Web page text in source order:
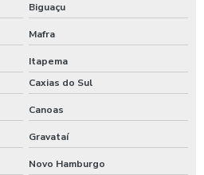
Biguaçu
Mafra
Itapema
Caxias do Sul
Canoas
Gravataí
Novo Hamburgo